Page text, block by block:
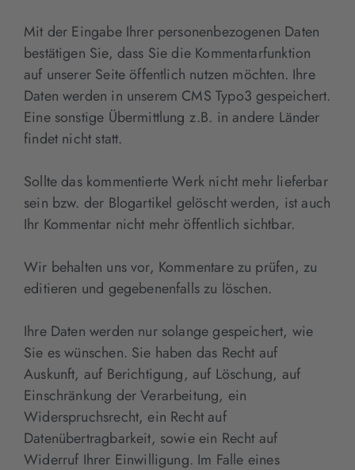
Mit der Eingabe Ihrer personenbezogenen Daten
bestätigen Sie, dass Sie die Kommentarfunktion
auf unserer Seite öffentlich nutzen möchten. Ihre
Daten werden in unserem CMS Typo3 gespeichert.
Eine sonstige Übermittlung z.B. in andere Länder
findet nicht statt.
Sollte das kommentierte Werk nicht mehr lieferbar
sein bzw. der Blogartikel gelöscht werden, ist auch
Ihr Kommentar nicht mehr öffentlich sichtbar.
Wir behalten uns vor, Kommentare zu prüfen, zu
editieren und gegebenenfalls zu löschen.
Ihre Daten werden nur solange gespeichert, wie
Sie es wünschen. Sie haben das Recht auf
Auskunft, auf Berichtigung, auf Löschung, auf
Einschränkung der Verarbeitung, ein
Widerspruchsrecht, ein Recht auf
Datenübertragbarkeit, sowie ein Recht auf
Widerruf Ihrer Einwilligung. Im Falle eines